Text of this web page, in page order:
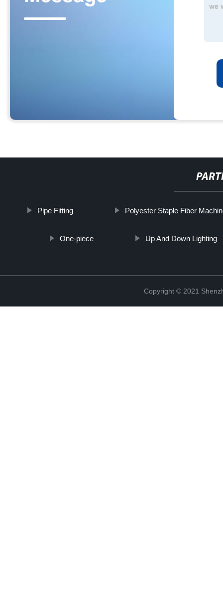
Pipe Fitting Polyester Staple Fiber
One-piece Up And Down Lighting
Copyright © 2021